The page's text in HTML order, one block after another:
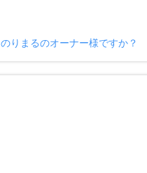
のりまるのオーナー様ですか？